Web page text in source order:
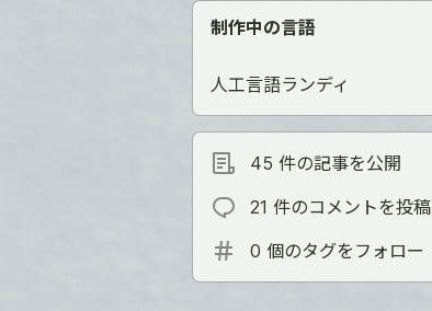
制作中の言語
人工言語ランディ
45 件の記事を公開
21 件のコメントを投稿
0 個のタグをフォロー